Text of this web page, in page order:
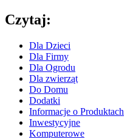
Czytaj:
Dla Dzieci
Dla Firmy
Dla Ogrodu
Dla zwierząt
Do Domu
Dodatki
Informacje o Produktach
Inwestycyjne
Komputerowe